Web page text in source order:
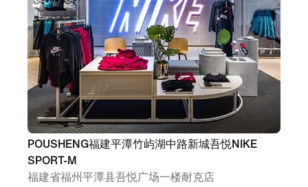
POUSHENG福建平潭竹屿湖中路新城吾悦NIKE
SPORT-M
福建省福州平潭县吾悦广场一楼耐克店